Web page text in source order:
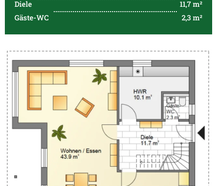
Diele
11,7 m²
Gäste-WC
2,3 m²